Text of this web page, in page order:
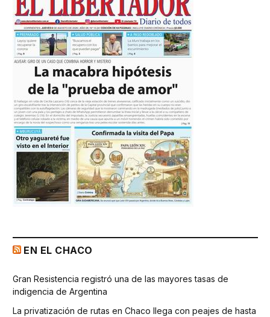
EN EL CHACO
Gran Resistencia registró una de las mayores tasas de
indigencia de Argentina
La privatización de rutas en Chaco llega con peajes de hasta